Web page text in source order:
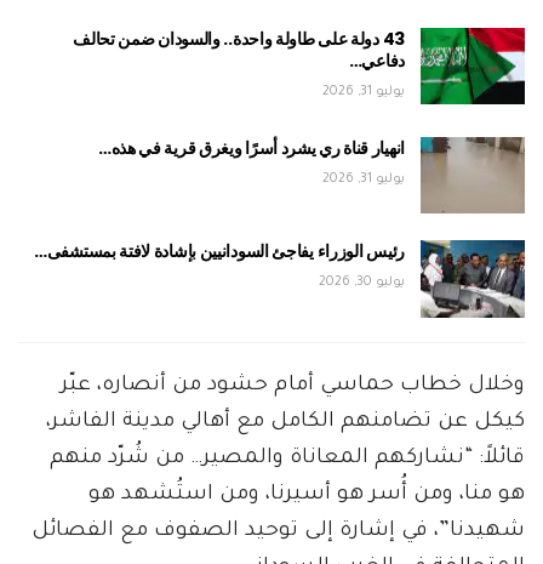
43 دولة على طاولة واحدة.. والسودان ضمن تحالف
دفاعي…
يوليو 31, 2026
انهيار قناة ري يشرد أسرًا ويغرق قرية في هذه…
يوليو 31, 2026
رئيس الوزراء يفاجئ السودانيين بإشادة لافتة بمستشفى…
يوليو 30, 2026
وخلال خطاب حماسي أمام حشود من أنصاره، عبّر
كيكل عن تضامنهم الكامل مع أهالي مدينة الفاشر،
قائلاً: “نشاركهم المعاناة والمصير… من شُرّد منهم
هو منا، ومن أُسر هو أسيرنا، ومن استُشهد هو
شهيدنا”، في إشارة إلى توحيد الصفوف مع الفصائل